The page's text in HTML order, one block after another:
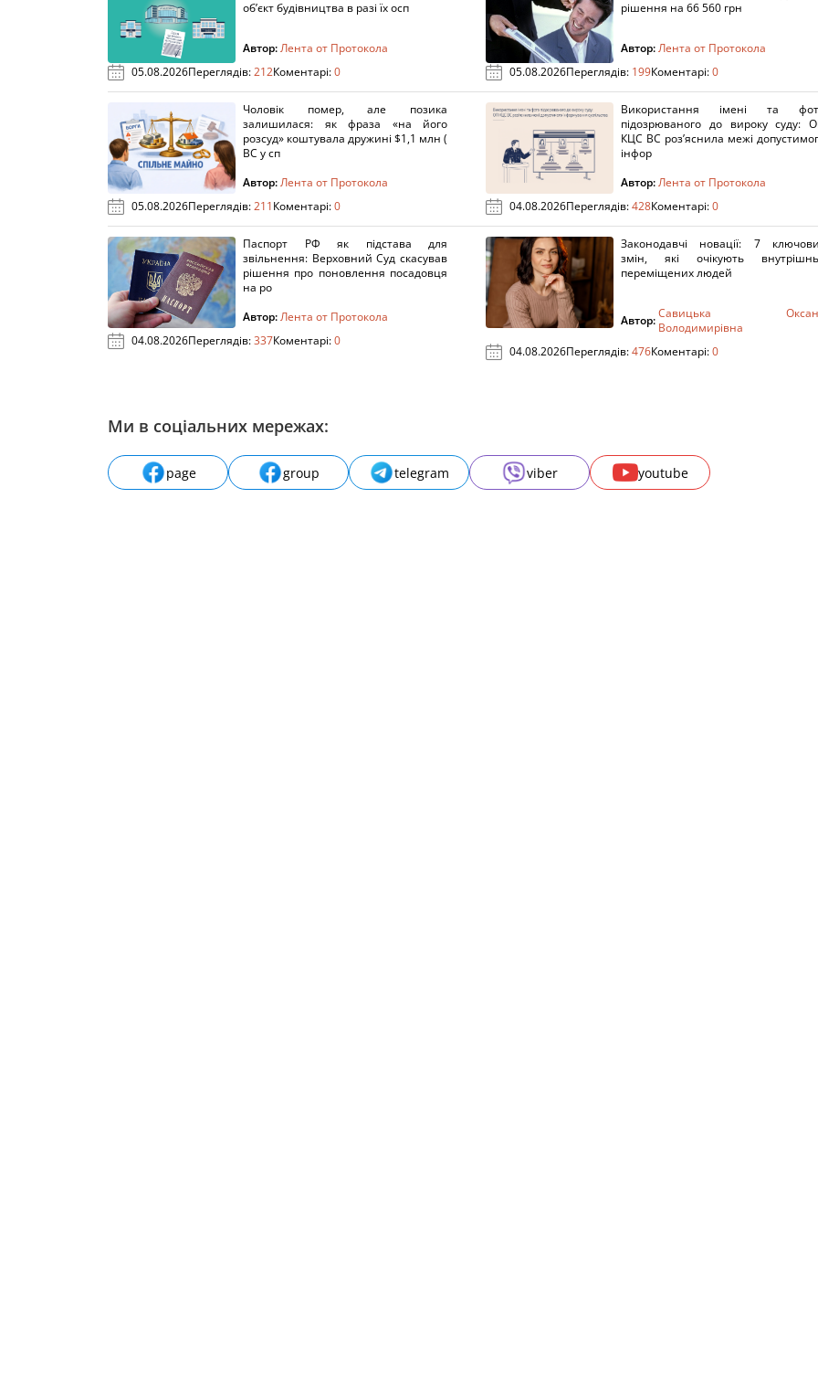
об’єкт будівництва в разі їх осп
Автор:Лента от Протокола
05.08.2026Переглядів:212Коментарі:0
рішення на 66 560 грн
Автор:Лента от Протокола
05.08.2026Переглядів: 199Коментарі:0
Чоловік помер, але позика
залишилася: як фраза «на його
розсуд» коштувала дружині $1,1 млн (
ВС у сп
Автор:Лента от Протокола
05.08.2026Переглядів:211Коментарі:0
Використання імені та
підозрюваного до вироку суду:
КЦС ВС роз’яснила межі
інфор
Автор:Лента от Протокола
04.08.2026Переглядів:428Коментарі:0
Паспорт РФ як підстава для
звільнення: Верховний Суд скасував
рішення про поновлення посадовця
на ро
Автор:Лента от Протокола
04.08.2026Переглядів:337Коментарі:0
Законодавчі новації: 7
змін, які очікують
переміщених людей
Автор:Савицька
Володимирівна
04.08.2026Переглядів:476Коментарі:0
Ми в соціальних мережах:
page group telegram viber youtube